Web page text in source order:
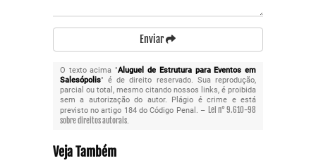
Enviar
O texto acima "Aluguel de Estrutura para Eventos em
Salesópolis" é de direito reservado. Sua reprodução,
parcial ou total, mesmo citando nossos links, é proibida
sem a autorização do autor. Plágio é crime e está
previsto no artigo 184 do Código Penal. – Lei n° 9.610-98
sobre direitos autorais.
Veja Também